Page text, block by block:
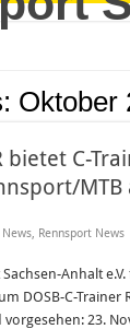
Oktober
bietet C-
MTB
News, Rennsport News
Anhalt
DOSB-C-Trainer
23.